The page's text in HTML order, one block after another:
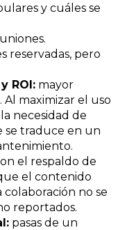
y cuáles se
reservadas, pero
ROI:mayor
maximizar el uso
necesidad de
se traduce en un
el respaldo de
el contenido
no se
reportados.
pasas de un